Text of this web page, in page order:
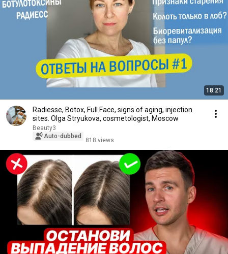
18:21
Radiesse, Botox, Full Face, signs of aging, injection
sites. Olga Stryukova, cosmetologist, Moscow
Beauty3
Auto-dubbed
818 views